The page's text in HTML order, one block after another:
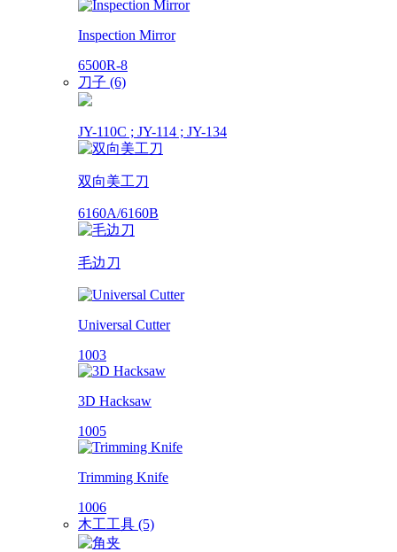
Inspection Mirror
6500R-8
刀子 (6)
JY-110C ; JY-114 ; JY-134
双向美工刀
6160A/6160B
毛边刀
Universal Cutter
1003
3D Hacksaw
1005
Trimming Knife
1006
木工工具 (5)